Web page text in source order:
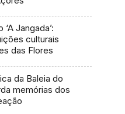
Jangada’:
culturais
das Flores
da Baleia do
memórias dos